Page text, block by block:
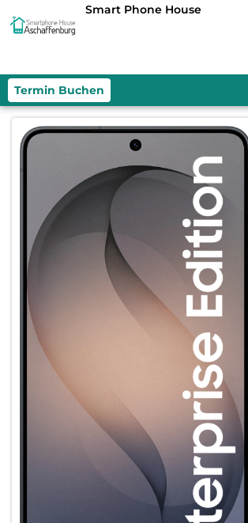
Smart Phone House
Termin Buchen